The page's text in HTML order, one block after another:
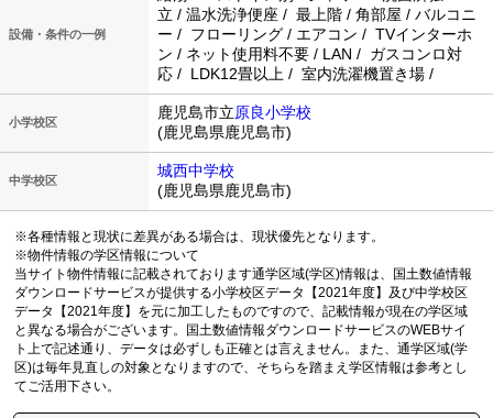
設備・条件の一例
立 / 温水洗浄便座 / 最上階 / 角部屋 / バルコニ
ー / フローリング / エアコン / TVインターホ
ン / ネット使用料不要 / LAN / ガスコンロ対
応 / LDK12畳以上 / 室内洗濯機置き場 /
小学校区
鹿児島市立原良小学校
(鹿児島県鹿児島市)
中学校区
城西中学校
(鹿児島県鹿児島市)
※各種情報と現状に差異がある場合は、現状優先となります。
※物件情報の学区情報について
当サイト物件情報に記載されております通学区域(学区)情報は、国土数値情報
ダウンロードサービスが提供する小学校区データ【2021年度】及び中学校区
データ【2021年度】を元に加工したものですので、記載情報が現在の学区域
と異なる場合がございます。国土数値情報ダウンロードサービスのWEBサイ
ト上で記述通り、データは必ずしも正確とは言えません。また、通学区域(学
区)は毎年見直しの対象となりますので、そちらを踏まえ学区情報は参考とし
てご活用下さい。